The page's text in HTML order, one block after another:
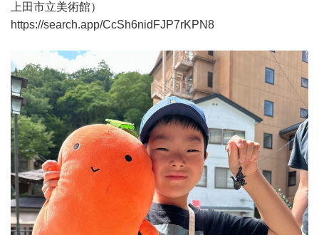
上田市立美術館）
https://search.app/CcSh6nidFJP7rKPN8